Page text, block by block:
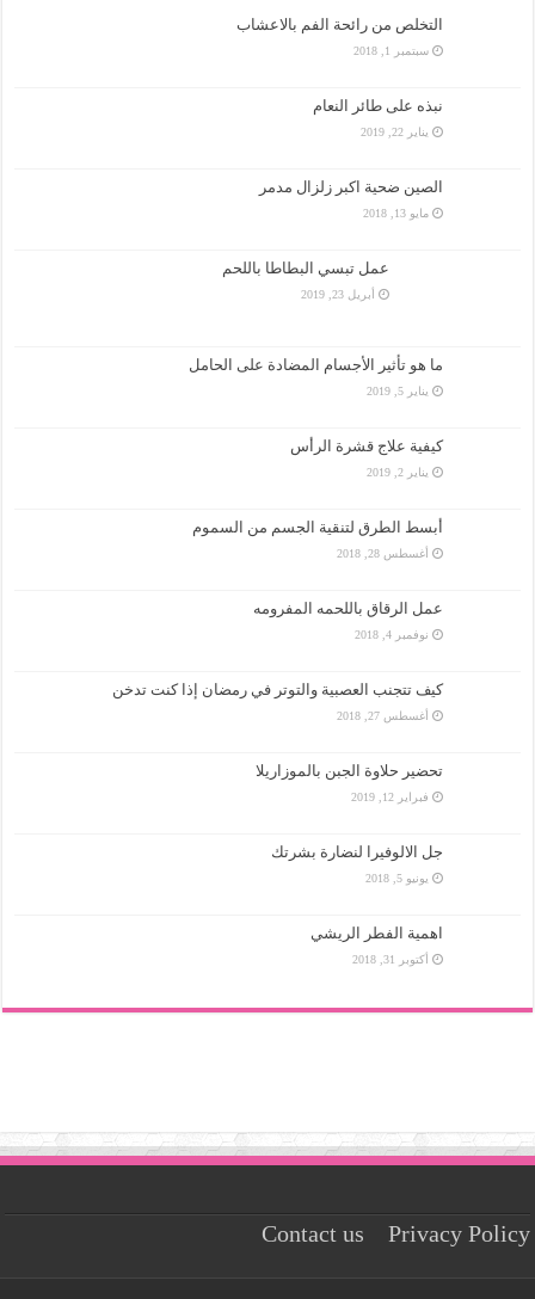
التخلص من رائحة الفم بالاعشاب
سبتمبر 1, 2018
نبذه على طائر النعام
يناير 22, 2019
الصين ضحية اكبر زلزال مدمر
مايو 13, 2018
عمل تبسي البطاطا باللحم
أبريل 23, 2019
ما هو تأثير الأجسام المضادة على الحامل
يناير 5, 2019
كيفية علاج قشرة الرأس
يناير 2, 2019
أبسط الطرق لتنقية الجسم من السموم
أغسطس 28, 2018
عمل الرقاق باللحمه المفرومه
نوفمبر 4, 2018
كيف تتجنب العصبية والتوتر في رمضان إذا كنت تدخن
أغسطس 27, 2018
تحضير حلاوة الجبن بالموزاريلا
فبراير 12, 2019
جل الالوفيرا لنضارة بشرتك
يونيو 5, 2018
اهمية الفطر الريشي
أكتوبر 31, 2018
Contact us Privacy Policy